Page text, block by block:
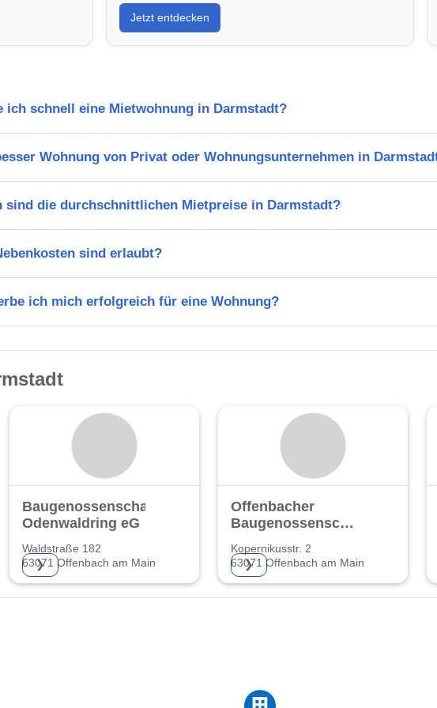
Jetzt entdecken
ich schnell eine Mietwohnung in Darmstadt?
Wohnung von Privat oder Wohnungsunternehmen in
sind die durchschnittlichen Mietpreise in Darmstadt?
sind erlaubt?
ich mich erfolgreich für eine Wohnung?
Baugenossenschaft
Odenwaldring eG
Waldstraße 182
63071 Offenbach am Main
❯
Offenbacher
Baugenossenschaft
Kopernikusstr. 2
63071 Offenbach am Main
❯